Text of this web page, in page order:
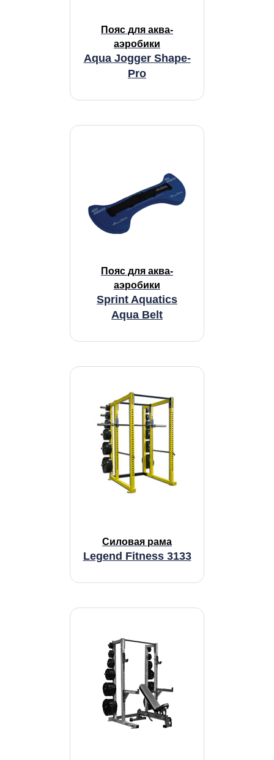
Пояс для аква-
аэробики
Aqua Jogger Shape-
Pro
Пояс для аква-
аэробики
Sprint Aquatics
Aqua Belt
Силовая рама
Legend Fitness 3133